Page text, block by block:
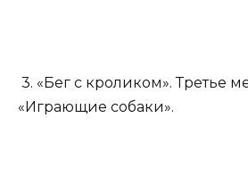
3. «Бег с кроликом». Третье
«Играющие собаки».